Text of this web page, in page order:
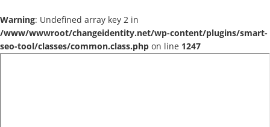
Warning: Undefined array key 2 in
/www/wwwroot/changeidentity.net/wp-content/plugins/smart-
seo-tool/classes/common.class.php on line 1247